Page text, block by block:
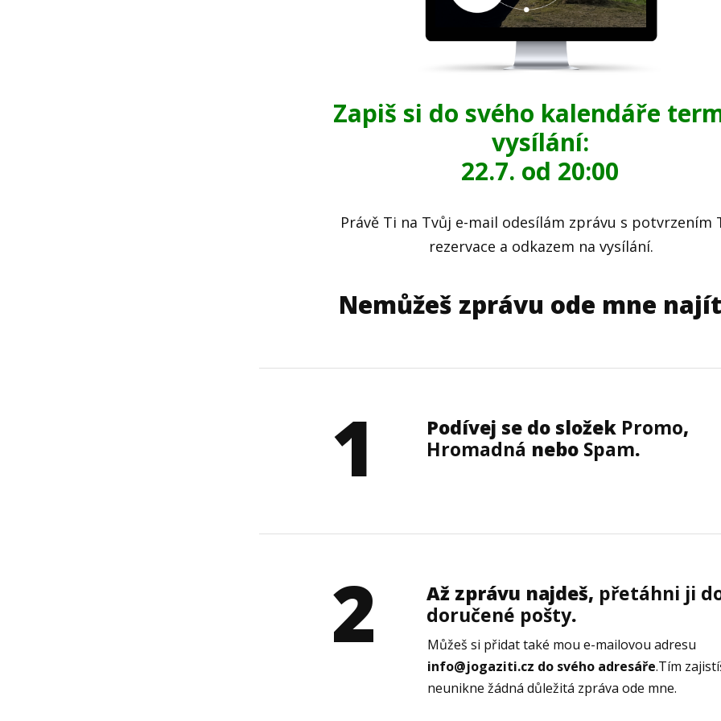
Zapiš si do svého kalendáře
vysílání:
22.7. od 20:00
Právě Ti na Tvůj e-mail odesílám zprávu s potvrzením
rezervace a odkazem na vysílání.
Nemůžeš zprávu ode mne
1 Podívej se do složek Promo,
Hromadná nebo Spam.
2 Až zprávu najdeš, přetáhni ji
doručené pošty.
Můžeš si přidat také mou e-mailovou adresu
info@jogaziti.cz do svého adresáře.Tím
neunikne žádná důležitá zpráva ode mne.